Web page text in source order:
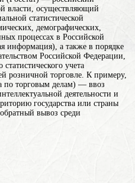
власти, осуществляющий
статистической
демографических,
процессах в Российской
информация), а также в порядке
Российской Федерации,
учета
розничной торговле. К примеру,
по торговым делам) — ввоз
деятельности и
государства или страны
вывоз среди